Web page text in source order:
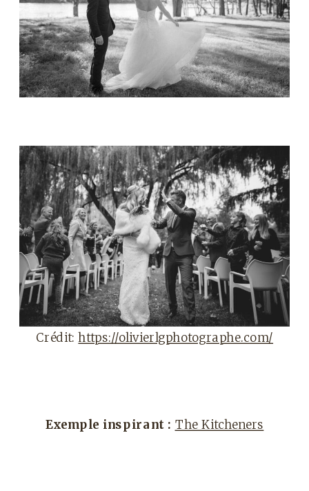
Crédit:https://olivierlgphotographe.com/
Exemple inspirant : The Kitcheners